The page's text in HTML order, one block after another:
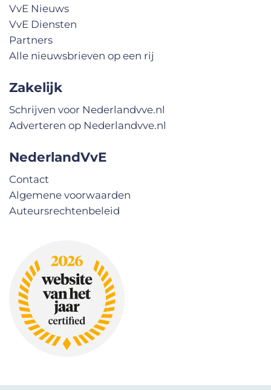
VvE Nieuws
VvE Diensten
Partners
Alle nieuwsbrieven op een rij
Zakelijk
Schrijven voor Nederlandvve.nl
Adverteren op Nederlandvve.nl
NederlandVvE
Contact
Algemene voorwaarden
Auteursrechtenbeleid